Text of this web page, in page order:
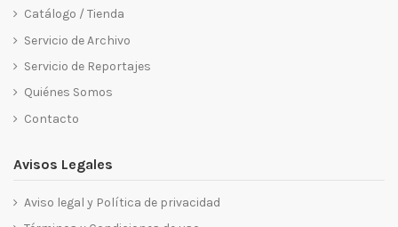
Catálogo / Tienda
Servicio de Archivo
Servicio de Reportajes
Quiénes Somos
Contacto
Avisos Legales
Aviso legal y Política de privacidad